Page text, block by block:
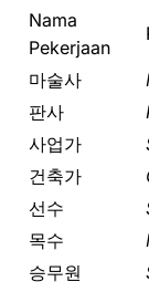
Nama
Pekerjaan
마술사
판사
사업가
건축가
선수
목수
승무원